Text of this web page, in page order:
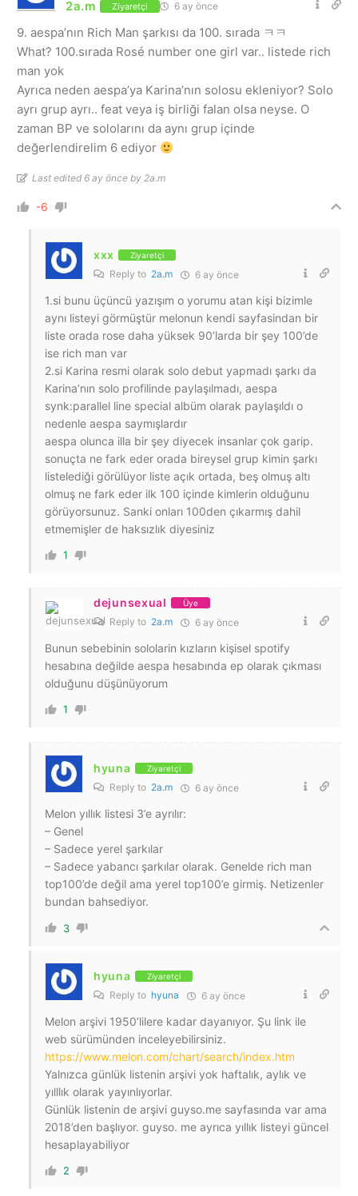
2a.m Ziyaretçi 6 ay önce
9. aespa’nın Rich Man şarkısı da 100. sırada ㅋㅋ
What? 100.sırada Rosé number one girl var.. listede rich
man yok
Ayrıca neden aespa’ya Karina’nın solosu ekleniyor? Solo
ayrı grup ayrı.. feat veya iş birliği falan olsa neyse. O
zaman BP ve sololarını da aynı grup içinde
değerlendirelim 6 ediyor
Last edited 6 ay önce by 2a.m
-6
xxx Ziyaretçi
Reply to 2a.m 6 ay önce
1.si bunu üçüncü yazışım o yorumu atan kişi bizimle
aynı listeyi görmüştür melonun kendi sayfasindan bir
liste orada rose daha yüksek 90’larda bir şey 100’de
ise rich man var
2.si Karina resmi olarak solo debut yapmadı şarkı da
Karina’nın solo profilinde paylaşılmadı, aespa
synk:parallel line special albüm olarak paylaşıldı o
nedenle aespa saymışlardır
aespa olunca illa bir şey diyecek insanlar çok garip.
sonuçta ne fark eder orada bireysel grup kimin şarkı
listelediği görülüyor liste açık ortada, beş olmuş altı
olmuş ne fark eder ilk 100 içinde kimlerin olduğunu
görüyorsunuz. Sanki onları 100den çıkarmış dahil
etmemişler de haksızlık diyesiniz
1
dejunsexual Üye
Reply to 2a.m 6 ay önce
Bunun sebebinin sololarin kızların kişisel spotify
hesabına değilde aespa hesabında ep olarak çıkması
olduğunu düşünüyorum
1
hyuna Ziyaretçi
Reply to 2a.m 6 ay önce
Melon yıllık listesi 3’e ayrılır:
– Genel
– Sadece yerel şarkılar
– Sadece yabancı şarkılar olarak. Genelde rich man
top100’de değil ama yerel top100’e girmiş. Netizenler
bundan bahsediyor.
3
hyuna Ziyaretçi
Reply to hyuna 6 ay önce
Melon arşivi 1950’lilere kadar dayanıyor. Şu link ile
web sürümünden inceleyebilirsiniz.
https://www.melon.com/chart/search/index.htm
Yalnızca günlük listenin arşivi yok haftalık, aylık ve
yılllık olarak yayınlıyorlar.
Günlük listenin de arşivi guyso.me sayfasında var ama
2018’den başlıyor. guyso. me ayrıca yıllık listeyi güncel
hesaplayabiliyor
2